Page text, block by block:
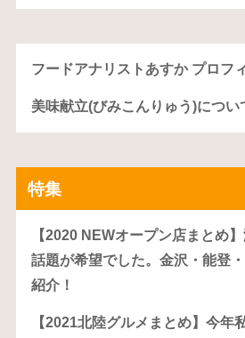
フードアナリストあすか プロフ
美味献立(びみこんりゅう)につい
特集
【2020 NEWオープン店まとめ
話題が希望でした。金沢・能登
紹介！
【2021北陸グルメまとめ】今年